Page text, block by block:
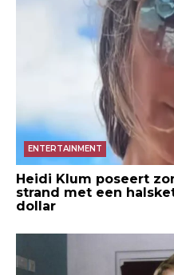
ENTERTAINMENT
Heidi Klum poseert
strand met een
dollar